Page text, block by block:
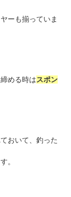
ーも揃っていま
める時はスポン
おいて、釣った
。